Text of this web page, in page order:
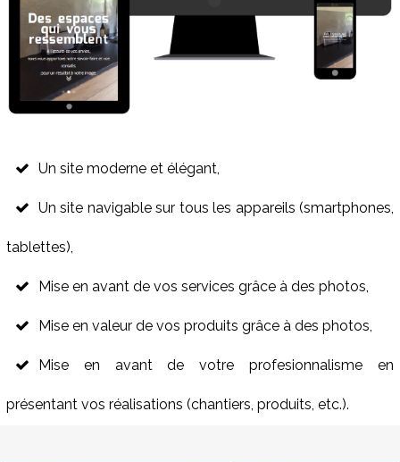
Un site moderne et élégant,
Un site navigable sur tous les appareils (smartphones,
tablettes),
Mise en avant de vos services grâce à des photos,
Mise en valeur de vos produits grâce à des photos,
Mise en avant de votre profesionnalisme en
présentant vos réalisations (chantiers, produits, etc.).